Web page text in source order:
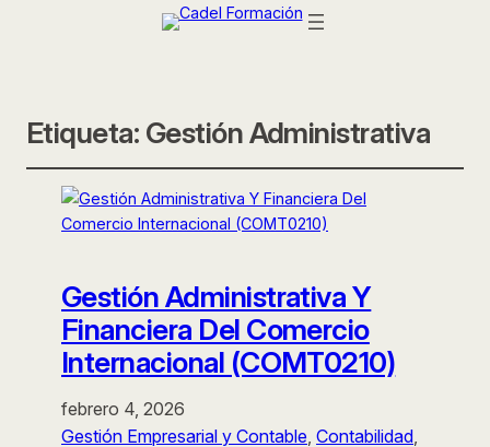
Etiqueta: Gestión Administrativa
Gestión Administrativa Y
Financiera Del Comercio
Internacional (COMT0210)
febrero 4, 2026
Gestión Empresarial y Contable Contabilidad